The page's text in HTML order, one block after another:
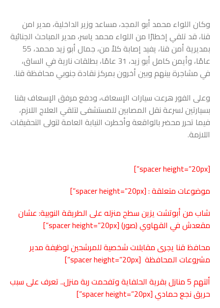
وكان اللواء محمد أبو المجد، مساعد وزير الداخلية، مدير امن
قنا، قد تلقي إخطارًا من اللواء محمد ياسر، مدير المباحث الجنائية
بمديرية أمن قنا، يفيد إصابة كلاً من، جمال أبو زيد محمد، 55
عامًا، وأيمن كامل أبو زيد، 31 عامًا، بطلقات نارية في الساق،
في مشاجرة بينهم وبين أخرون بمركز نقادة جنوبي محافظة قنا.
وعلى الفور هرعت سيارات الإسعاف، ودفع مرفق الإسعاف بقنا
بسيارتين لسرعة نقل المصابين للمستشفى لتلقي العلاج اللازم،
فيما تحرر محضر بالواقعة وأخطرت النيابة العامة لتولى التحقيقات
اللازمة.
[spacer height=”20px”]
موضوعات متعلقة : [spacer height=”20px”]
شاب من أبوتشت يزين سطح منزله على الطريقة النوبية: عشان
مقعدش في القهاوي (صور)[spacer height=”20px”]
محافظ قنا يجرى مقابلات شخصية للمرشحين لوظيفة مدير
مشروعات المحافظة [spacer height=”20px”]
ألتهم 5 منازل بقرية الحلفاية وتفحمت ربة منزل.. تعرف على سبب
حريق نجع حمادي[spacer height=”20px”]